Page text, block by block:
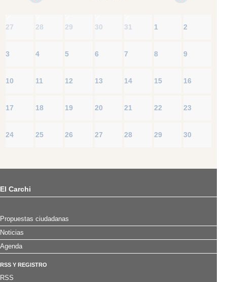
27 28 29 30 31 1 2
3 4 5 6 7 8 9
10 11 12 13 14 15 16
17 18 19 20 21 22 23
24 25 26 27 28 29 30
El Carchi
Propuestas ciudadanas
Noticias
Agenda
RSS Y REGISTRO
RSS